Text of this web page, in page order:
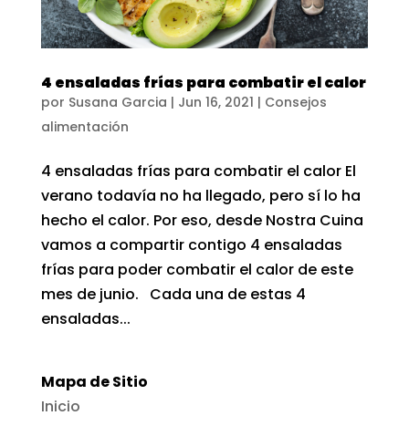
4 ensaladas frías para combatir el calor
por Susana Garcia | Jun 16, 2021 | Consejos
alimentación
4 ensaladas frías para combatir el calor El
verano todavía no ha llegado, pero sí lo ha
hecho el calor. Por eso, desde Nostra Cuina
vamos a compartir contigo 4 ensaladas
frías para poder combatir el calor de este
mes de junio. Cada una de estas 4
ensaladas...
Mapa de Sitio
Inicio